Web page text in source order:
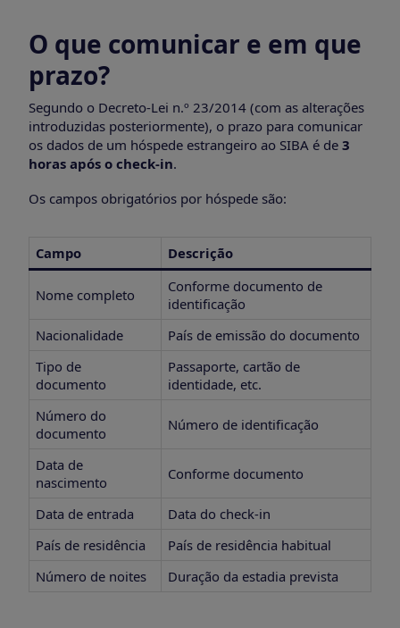
O que comunicar e em que
prazo?
Segundo o Decreto-Lei n.º 23/2014 (com as alterações
introduzidas posteriormente), o prazo para comunicar
os dados de um hóspede estrangeiro ao SIBA é de 3
horas após o check-in.
Os campos obrigatórios por hóspede são:
Campo Descrição
Nome completo
Conforme documento de
identificação
Nacionalidade
País de emissão do documento
Tipo de
documento
Passaporte, cartão de
identidade, etc.
Número do
documento
Número de identificação
Data de
nascimento
Conforme documento
Data de entrada
Data do check-in
País de residência
País de residência habitual
Número de noites
Duração da estadia prevista